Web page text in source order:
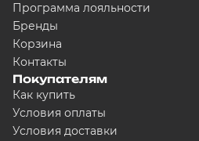
Программа лояльности
Бренды
Корзина
Контакты
Покупателям
Как купить
Условия оплаты
Условия доставки